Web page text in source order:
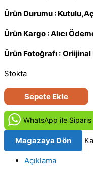
Ürün Durumu :
Ürün Kargo : Alıcı
Ürün Fotoğrafı :
Stokta
Samurai
Commando
Sengoku
jieitai
1549
(2005)
Sepete Ekle
WhatsApp ile Siparis
Magazaya Dön
Açıklama